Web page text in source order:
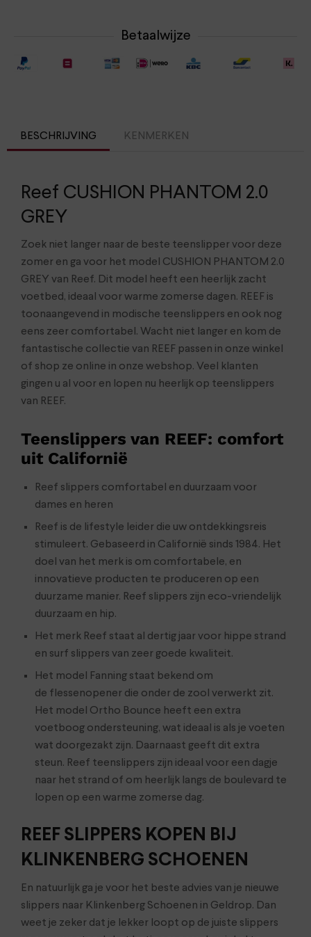
Betaalwijze
BESCHRIJVING KENMERKEN
Reef CUSHION PHANTOM 2.0
GREY
Zoek niet langer naar de beste teenslipper voor deze
zomer en ga voor het model CUSHION PHANTOM 2.0
GREY van Reef. Dit model heeft een heerlijk zacht
voetbed, ideaal voor warme zomerse dagen. REEF is
toonaangevend in modische teenslippers en ook nog
eens zeer comfortabel. Wacht niet langer en kom de
fantastische collectie van REEF passen in onze winkel
of shop ze online in onze webshop. Veel klanten
gingen u al voor en lopen nu heerlijk op teenslippers
van REEF.
Teenslippers van REEF: comfort
uit Californië
Reef slippers comfortabel en duurzaam voor
dames en heren
Reef is de lifestyle leider die uw ontdekkingsreis
stimuleert. Gebaseerd in Californië sinds 1984. Het
doel van het merk is om comfortabele, en
innovatieve producten te produceren op een
duurzame manier. Reef slippers zijn eco-vriendelijk
duurzaam en hip.
Het merk Reef staat al dertig jaar voor hippe strand
en surf slippers van zeer goede kwaliteit.
Het model Fanning staat bekend om
de flessenopener die onder de zool verwerkt zit.
Het model Ortho Bounce heeft een extra
voetboog ondersteuning, wat ideaal is als je voeten
wat doorgezakt zijn. Daarnaast geeft dit extra
steun. Reef teenslippers zijn ideaal voor een dagje
naar het strand of om heerlijk langs de boulevard te
lopen op een warme zomerse dag.
REEF SLIPPERS KOPEN BIJ
KLINKENBERG SCHOENEN
En natuurlijk ga je voor het beste advies van je nieuwe
slippers naar Klinkenberg Schoenen in Geldrop. Dan
weet je zeker dat je lekker loopt op de juiste slippers